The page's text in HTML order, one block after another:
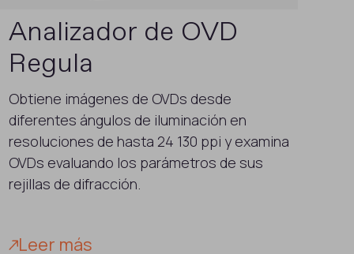
Analizador de OVD
Regula
Obtiene imágenes de OVDs desde
diferentes ángulos de iluminación en
resoluciones de hasta 24 130 ppi y examina
OVDs evaluando los parámetros de sus
rejillas de difracción.
Leer más